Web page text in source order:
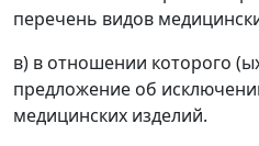
перечень видов
в) в отношении которого
предложение об
медицинских изделий.